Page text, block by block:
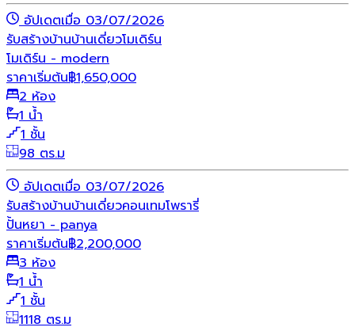
อัปเดตเมื่อ 03/07/2026
รับสร้างบ้านบ้านเดี่ยวโมเดิร์น
โมเดิร์น - modern
ราคาเริ่มต้น฿1,650,000
2 ห้อง
1 น้ำ
1 ชั้น
98 ตร.ม
อัปเดตเมื่อ 03/07/2026
รับสร้างบ้านบ้านเดี่ยวคอนเทมโพรารี่
ปั้นหยา - panya
ราคาเริ่มต้น฿2,200,000
3 ห้อง
1 น้ำ
1 ชั้น
1118 ตร.ม